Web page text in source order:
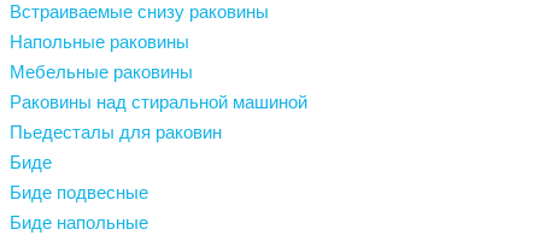
Встраиваемые снизу раковины
Напольные раковины
Мебельные раковины
Раковины над стиральной машиной
Пьедесталы для раковин
Биде
Биде подвесные
Биде напольные